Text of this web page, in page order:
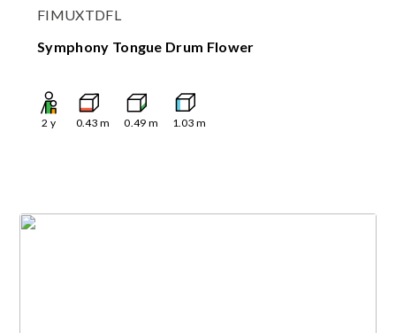
FIMUXTDFL
Symphony Tongue Drum Flower
2 y 0.43 m 0.49 m 1.03 m